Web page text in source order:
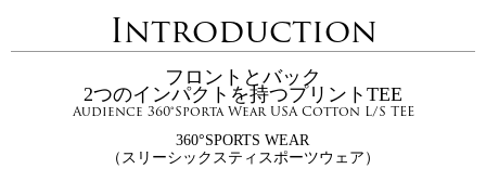
Introduction
フロントとバック
2つのインパクトを持つプリントTEE
Audience 360°Sporta Wear USA Cotton L/S TEE
360°SPORTS WEAR
（スリーシックスティスポーツウェア）